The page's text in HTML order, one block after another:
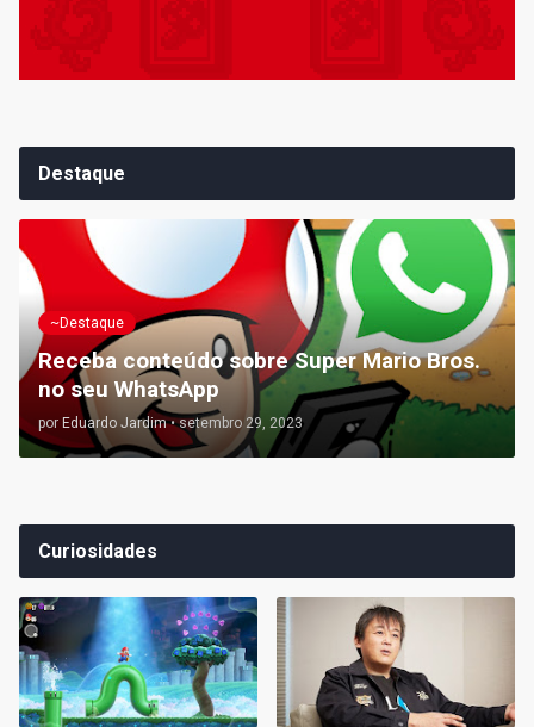
Destaque
~Destaque
Receba conteúdo sobre Super Mario Bros.
no seu WhatsApp
por Eduardo Jardim • setembro 29, 2023
Curiosidades